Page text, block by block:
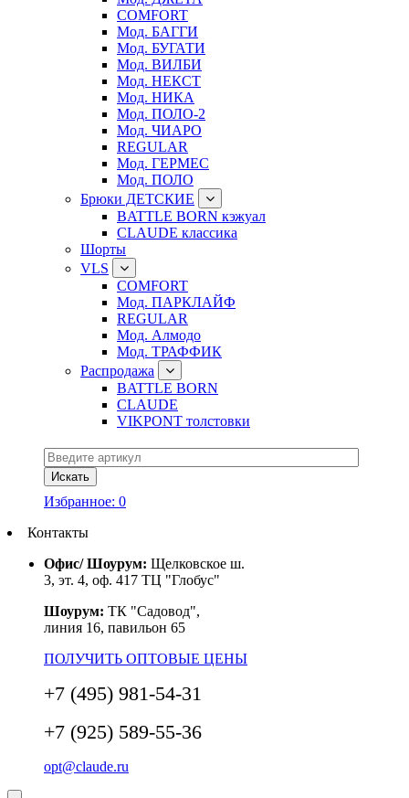
COMFORT
Мод. БАГГИ
Мод. БУГАТИ
Мод. ВИЛБИ
Мод. НЕКСТ
Мод. НИКА
Мод. ПОЛО-2
Мод. ЧИАРО
REGULAR
Мод. ГЕРМЕС
Мод. ПОЛО
Брюки ДЕТСКИЕ
BATTLE BORN кэжуал
CLAUDE классика
Шорты
VLS
COMFORT
Мод. ПАРКЛАЙФ
REGULAR
Мод. Алмодо
Мод. ТРАФФИК
Распродажа
BATTLE BORN
CLAUDE
VIKPONT толстовки
Избранное: 0
Контакты
Офис/ Шоурум: Щелковское ш.
3, эт. 4, оф. 417 ТЦ "Глобус"
Шоурум: ТК "Садовод",
линия 16, павильон 65
ПОЛУЧИТЬ ОПТОВЫЕ ЦЕНЫ
+7 (495) 981-54-31
+7 (925) 589-55-36
opt@claude.ru